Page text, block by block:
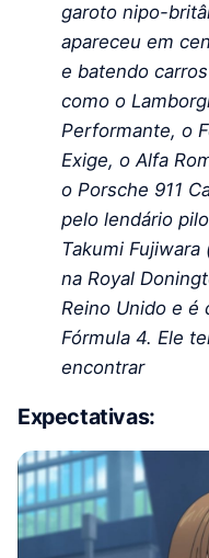
garoto nipo-
apareceu em
e batendo
como o
Performante, o
Exige, o Alfa
o Porsche 911
pelo lendário
Takumi
na Royal
Reino Unido e é
Fórmula 4. Ele
encontrar
Expectativas: